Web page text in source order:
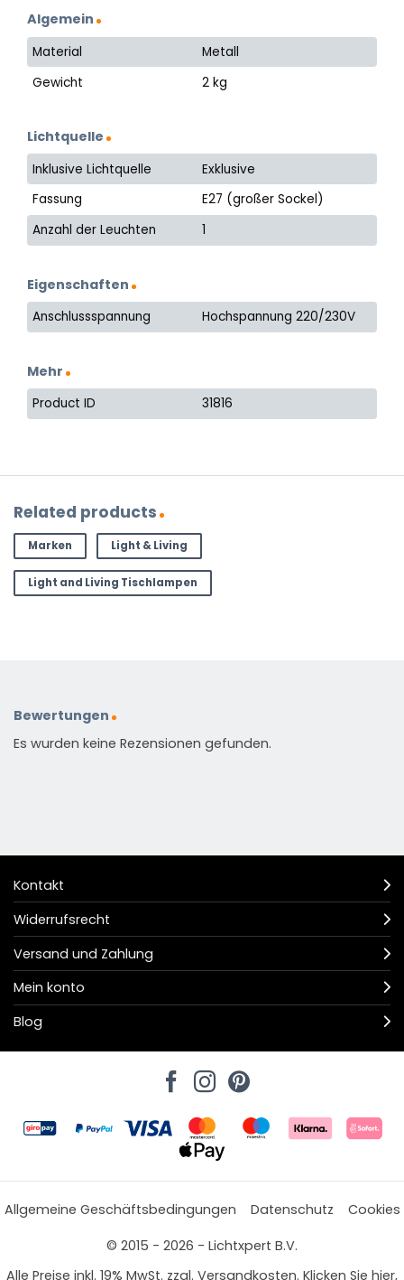
Algemein
Material
Metall
Gewicht
2 kg
Lichtquelle
Inklusive Lichtquelle
Exklusive
Fassung
E27 (großer Sockel)
Anzahl der Leuchten
1
Eigenschaften
Anschlussspannung Hochspannung 220/230V
Mehr
Product ID 31816
Related products
Marken Light & Living
Light and Living Tischlampen
Bewertungen
Es wurden keine Rezensionen gefunden.
Kontakt
Widerrufsrecht
Versand und Zahlung
Mein konto
Blog
Allgemeine Geschäftsbedingungen Datenschutz
Cookies
© 2015 - 2026 - Lichtxpert B.V.
Alle Preise inkl. 19% MwSt. zzgl. Versandkosten. Klicken Sie hier,